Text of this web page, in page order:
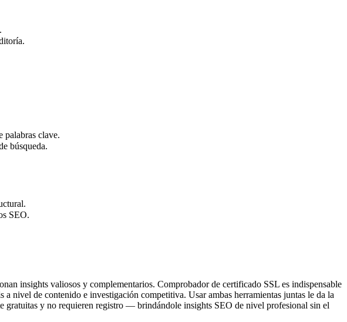
palabras clave.
búsqueda.
SEO.
insights valiosos y complementarios. Comprobador de certificado SSL es indispensable
nivel de contenido e investigación competitiva. Usar ambas herramientas juntas le da la
gratuitas y no requieren registro — brindándole insights SEO de nivel profesional sin el